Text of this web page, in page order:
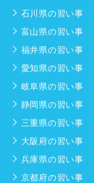
石川県の習い事
富山県の習い事
福井県の習い事
愛知県の習い事
岐阜県の習い事
静岡県の習い事
三重県の習い事
大阪府の習い事
兵庫県の習い事
京都府の習い事